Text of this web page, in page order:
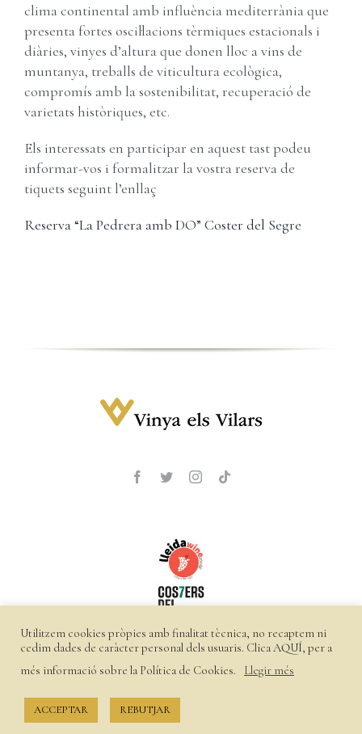
clima continental amb influència mediterrània que
presenta fortes oscil·lacions tèrmiques estacionals i
diàries, vinyes d’altura que donen lloc a vins de
muntanya, treballs de viticultura ecològica,
compromís amb la sostenibilitat, recuperació de
varietats històriques, etc.
Els interessats en participar en aquest tast podeu
informar-vos i formalitzar la vostra reserva de
tiquets seguint l’enllaç
Reserva “La Pedrera amb DO” Coster del Segre
cookies|Enviaments i devolucions
Utilitzem cookies pròpies amb finalitat tècnica, no recaptem ni
cedim dades de caràcter personal dels usuaris. ClicaAQUÍ, per a
més informació sobre la Política de Cookies.
Llegir més
ACCEPTAR REBUTJAR